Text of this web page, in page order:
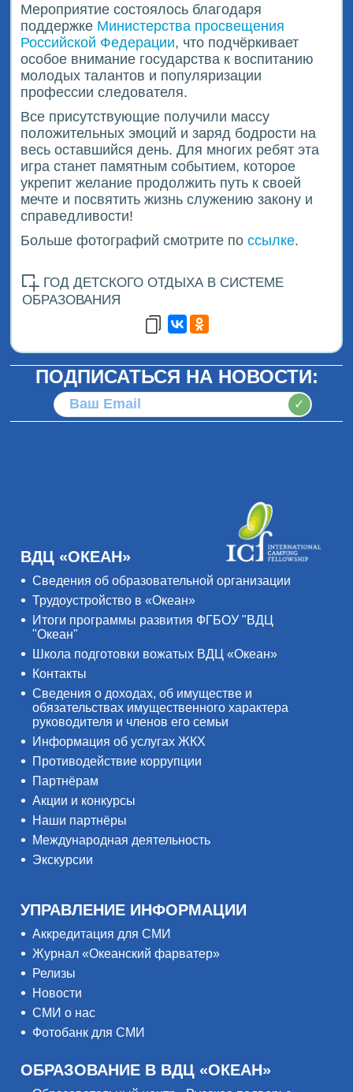
Мероприятие состоялось благодаря
поддержке Министерства просвещения
Российской Федерации, что подчёркивает
особое внимание государства к воспитанию
молодых талантов и популяризации
профессии следователя.
Все присутствующие получили массу
положительных эмоций и заряд бодрости на
весь оставшийся день. Для многих ребят эта
игра станет памятным событием, которое
укрепит желание продолжить путь к своей
мечте и посвятить жизнь служению закону и
справедливости!
Больше фотографий смотрите по ссылке.
ГОД ДЕТСКОГО ОТДЫХА В СИСТЕМЕ
ОБРАЗОВАНИЯ
ПОДПИСАТЬСЯ НА НОВОСТИ:
✓
ВДЦ «ОКЕАН»
Сведения об образовательной организации
Трудоустройство в «Океан»
Итоги программы развития ФГБОУ "ВДЦ
"Океан"
Школа подготовки вожатых ВДЦ «Океан»
Контакты
Сведения о доходах, об имуществе и
обязательствах имущественного характера
руководителя и членов его семьи
Информация об услугах ЖКХ
Противодействие коррупции
Партнёрам
Акции и конкурсы
Наши партнёры
Международная деятельность
Экскурсии
УПРАВЛЕНИЕ ИНФОРМАЦИИ
Аккредитация для СМИ
Журнал «Океанский фарватер»
Релизы
Новости
СМИ о нас
Фотобанк для СМИ
ОБРАЗОВАНИЕ В ВДЦ «ОКЕАН»